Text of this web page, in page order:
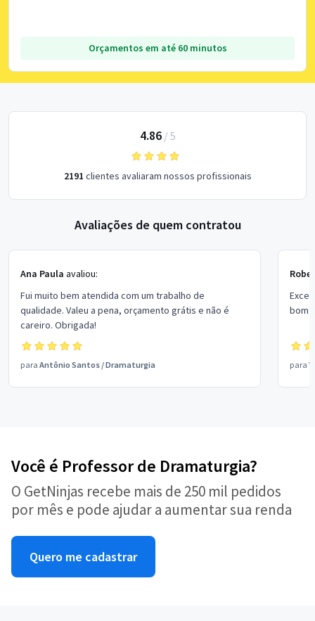
Orçamentos em até 60 minutos
4.86/ 5
2191 clientes avaliaram nossos profissionais
Avaliações de quem contratou
Ana Paula avaliou:
Fui muito bem atendida com um trabalho de
qualidade. Valeu a pena, orçamento grátis e não é
careiro. Obrigada!
para Antônio Santos /Dramaturgia
bom
para
Você é Professor de Dramaturgia?
O GetNinjas recebe mais de 250 mil pedidos
por mês e pode ajudar a aumentar sua renda
Quero me cadastrar